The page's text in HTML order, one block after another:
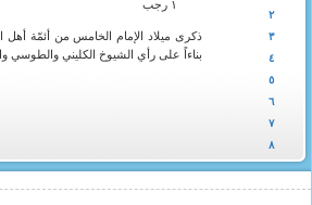
٢
٣
٤
٥
٦
٧
٨
١ رجب
ذكرى ميلاد الإمام الخامس من أئمّة أهل
بناءاً على رأي الشيوخ الكليني والطوسي